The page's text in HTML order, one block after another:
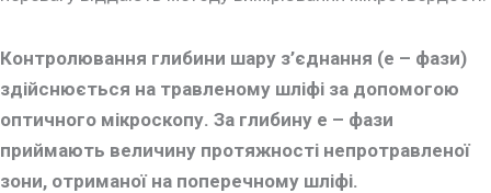
Контролювання глибини шару з’єднання (e – фази)
здійснюється на травленому шліфі за допомогою
оптичного мікроскопу. За глибину e – фази
приймають величину протяжності непротравленої
зони, отриманої на поперечному шліфі.